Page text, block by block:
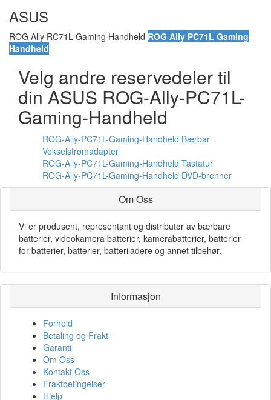
ASUS
ROG Ally RC71L Gaming Handheld ROG Ally PC71L Gaming
Handheld
Velg andre reservedeler til
din ASUS ROG-Ally-PC71L-
Gaming-Handheld
ROG-Ally-PC71L-Gaming-Handheld Bærbar
Vekselstrømadapter
ROG-Ally-PC71L-Gaming-Handheld Tastatur
ROG-Ally-PC71L-Gaming-Handheld DVD-brenner
Om Oss
Vi er produsent, representant og distributør av bærbare
batterier, videokamera batterier, kamerabatterier, batterier
for batterier, batterier, batteriladere og annet tilbehør.
Informasjon
Forhold
Betaling og Frakt
Garanti
Om Oss
Kontakt Oss
Fraktbetingelser
Hjelp